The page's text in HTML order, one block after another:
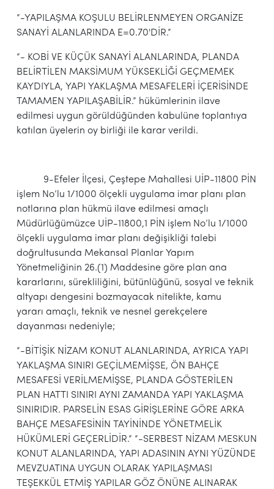
“-YAPILAŞMA KOŞULU BELİRLENMEYEN ORGANİZE
SANAYİ ALANLARINDA E=0.70'DİR.”
“- KOBİ VE KÜÇÜK SANAYİ ALANLARINDA, PLANDA
BELİRTİLEN MAKSİMUM YÜKSEKLİĞİ GEÇMEMEK
KAYDIYLA, YAPI YAKLAŞMA MESAFELERİ İÇERİSİNDE
TAMAMEN YAPILAŞABİLİR.” hükümlerinin ilave
edilmesi uygun görüldüğünden kabulüne toplantıya
katılan üyelerin oy birliği ile karar verildi.
9-Efeler İlçesi, Çeştepe Mahallesi UİP-11800 PİN
işlem No’lu 1/1000 ölçekli uygulama imar planı plan
notlarına plan hükmü ilave edilmesi amaçlı
Müdürlüğümüzce UİP-11800,1 PİN işlem No’lu 1/1000
ölçekli uygulama imar planı değişikliği talebi
doğrultusunda Mekansal Planlar Yapım
Yönetmeliğinin 26.(1) Maddesine göre plan ana
kararlarını, sürekliliğini, bütünlüğünü, sosyal ve teknik
altyapı dengesini bozmayacak nitelikte, kamu
yararı amaçlı, teknik ve nesnel gerekçelere
dayanması nedeniyle;
“-BİTİŞİK NİZAM KONUT ALANLARINDA, AYRICA YAPI
YAKLAŞMA SINIRI GEÇİLMEMİŞSE, ÖN BAHÇE
MESAFESİ VERİLMEMİŞSE, PLANDA GÖSTERİLEN
PLAN HATTI SINIRI AYNI ZAMANDA YAPI YAKLAŞMA
SINIRIDIR. PARSELİN ESAS GİRİŞLERİNE GÖRE ARKA
BAHÇE MESAFESİNİN TAYİNİNDE YÖNETMELİK
HÜKÜMLERİ GEÇERLİDİR.“ “-SERBEST NİZAM MESKUN
KONUT ALANLARINDA, YAPI ADASININ AYNI YÜZÜNDE
MEVZUATINA UYGUN OLARAK YAPILAŞMASI
TEŞEKKÜL ETMİŞ YAPILAR GÖZ ÖNÜNE ALINARAK